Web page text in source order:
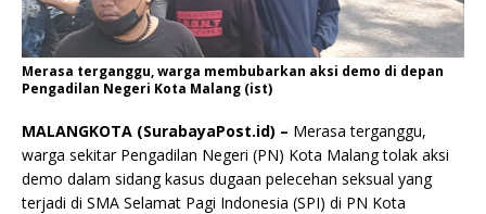
Merasa terganggu, warga membubarkan aksi demo di depan
Pengadilan Negeri Kota Malang (ist)
MALANGKOTA (SurabayaPost.id) – Merasa terganggu,
warga sekitar Pengadilan Negeri (PN) Kota Malang tolak aksi
demo dalam sidang kasus dugaan pelecehan seksual yang
terjadi di SMA Selamat Pagi Indonesia (SPI) di PN Kota